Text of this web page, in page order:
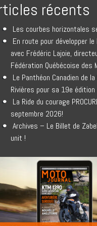
récents
Les courbes horizontales
En route pour développer
avec Frédéric Lajoie,
Fédération Québécoise des
Le Panthéon Canadien de
Rivières pour sa 19e édition
La Ride du courage
septembre 2026!
Archives – Le Billet de
unit !